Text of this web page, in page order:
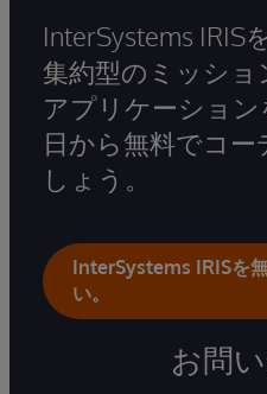
InterSystems IRIS
集約型のミッシ
アプリケーショ
日から無料でコ
しょう。
InterSystems IRISを
い。
お問